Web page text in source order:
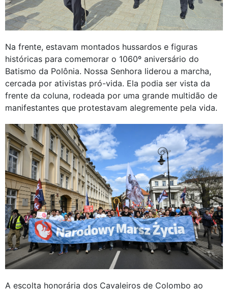
Na frente, estavam montados hussardos e figuras
históricas para comemorar o 1060º aniversário do
Batismo da Polônia. Nossa Senhora liderou a marcha,
cercada por ativistas pró-vida. Ela podia ser vista da
frente da coluna, rodeada por uma grande multidão de
manifestantes que protestavam alegremente pela vida.
A escolta honorária dos Cavaleiros de Colombo ao